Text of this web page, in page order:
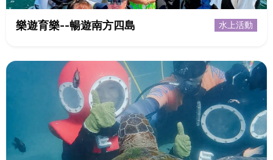
樂遊育樂--暢遊南方四島 水上活動